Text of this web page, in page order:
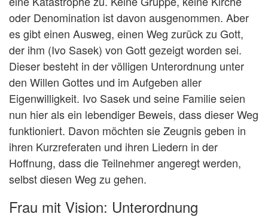
oder Denomination ist davon ausgenommen. Aber
es gibt einen Ausweg, einen Weg zurück zu Gott,
der ihm (Ivo Sasek) von Gott gezeigt worden sei.
Dieser besteht in der völligen Unterordnung unter
den Willen Gottes und im Aufgeben aller
Eigenwilligkeit. Ivo Sasek und seine Familie seien
nun hier als ein lebendiger Beweis, dass dieser Weg
funktioniert. Davon möchten sie Zeugnis geben in
ihren Kurzreferaten und ihren Liedern in der
Hoffnung, dass die Teilnehmer angeregt werden,
selbst diesen Weg zu gehen.
Frau mit Vision: Unterordnung